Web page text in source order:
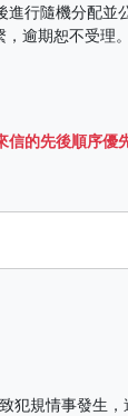
進行隨機分配並
，逾期恕不受理。
信的先後順序優
犯規情事發生，